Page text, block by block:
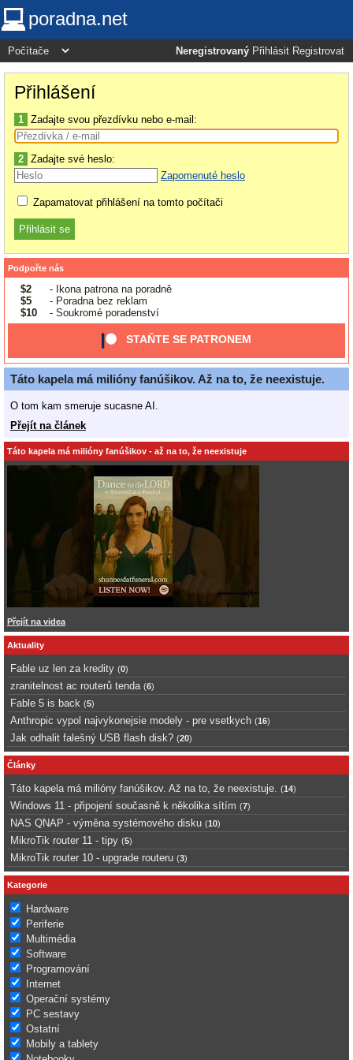
poradna.net
Neregistrovaný Přihlásit Registrovat
Přihlášení
1 Zadajte svou přezdívku nebo e-mail:
2 Zadajte své heslo:
Zapomenuté heslo
Zapamatovat přihlášení na tomto počítači
Podpořte nás
$2
- Ikona patrona na poradně
$5
- Poradna bez reklam
$10
- Soukromé poradenství
STAŇTE SE PATRONEM
Táto kapela má milióny fanúšikov. Až na to, že neexistuje.
O tom kam smeruje sucasne AI.
Přejít na článek
Táto kapela má milióny fanúšikov - až na to, že neexistuje
Přejít na videa
Aktuality
Fable uz len za kredity (0)
zranitelnost ac routerů tenda (6)
Fable 5 is back (5)
Anthropic vypol najvykonejsie modely - pre vsetkych (16)
Jak odhalit falešný USB flash disk? (20)
Články
Táto kapela má milióny fanúšikov. Až na to, že neexistuje. (14)
Windows 11 - připojení současně k několika sítím (7)
NAS QNAP - výměna systémového disku (10)
MikroTik router 11 - tipy (5)
MikroTik router 10 - upgrade routeru (3)
Kategorie
Hardware
Periferie
Multimédia
Software
Programování
Internet
Operační systémy
PC sestavy
Ostatní
Mobily a tablety